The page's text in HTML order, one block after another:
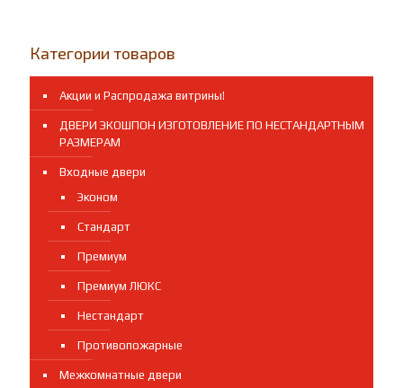
Категории товаров
Акции и Распродажа витрины!
ДВЕРИ ЭКОШПОН ИЗГОТОВЛЕНИЕ ПО НЕСТАНДАРТНЫМ
РАЗМЕРАМ
Входные двери
Эконом
Стандарт
Премиум
Премиум ЛЮКС
Нестандарт
Противопожарные
Межкомнатные двери